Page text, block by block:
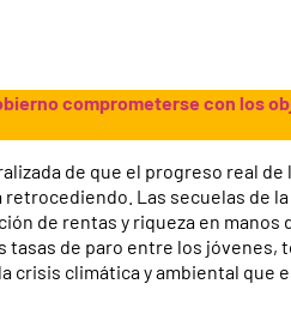
comprometerse con los
de que el progreso real de
Las secuelas de
de rentas y riqueza en manos
de paro entre los jóvenes,
crisis climática y ambiental que